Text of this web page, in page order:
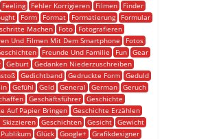
Feeling Fehler Korrigieren Filmen
Finder
Form Format Formatierung
Formular
Machen
Foto
Fotografieren
Und Filmen Mit Dem Smartphone
Fotos
Freunde Und Familie Fun
Gear
Geburt Gedanken Niederzuschreiben
Gedichtband Gedruckte Form Geduld
Gefühl Geld General German Geruch
Geschäftsführer
Geschichte
Auf Papier Bringen Geschichte Erzählen
Skizzieren Geschichten Gesicht Gewicht
Glück Google+
Grafikdesigner